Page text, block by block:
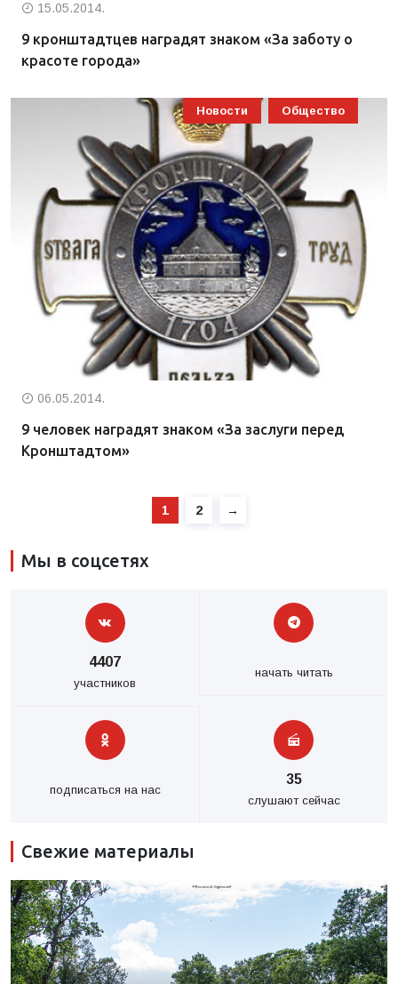
15.05.2014.
9 кронштадтцев наградят знаком «За заботу о
красоте города»
Новости Общество
06.05.2014.
9 человек наградят знаком «За заслуги перед
Кронштадтом»
1 2 →
Мы в соцсетях
4407
участников
начать читать
подписаться на нас
35
слушают сейчас
Свежие материалы